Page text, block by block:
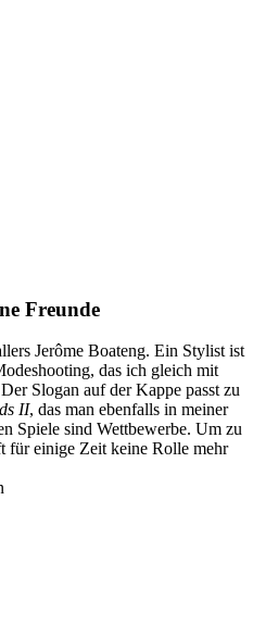
Freunde
Jerôme Boateng. Ein Stylist ist
das ich gleich mit
Slogan auf der Kappe passt zu
II, das man ebenfalls in meiner
Spiele sind Wettbewerbe. Um zu
für einige Zeit keine Rolle mehr